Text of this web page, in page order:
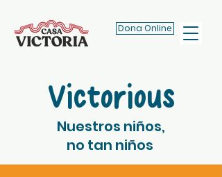
Dona Online
Victorious
Nuestros niños,
no tan niños